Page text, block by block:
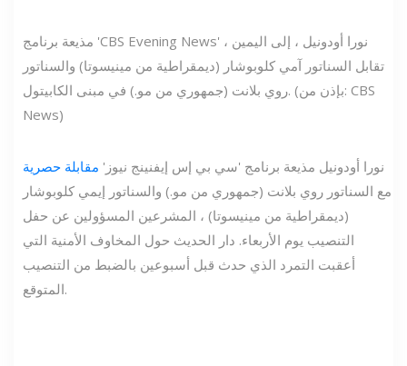
مذيعة برنامج 'CBS Evening News' نورا أودونيل ، إلى اليمين ،
تقابل السناتور آمي كلوبوشار (ديمقراطية من مينيسوتا) والسناتور
روي بلانت (جمهوري من مو.) في مبنى الكابيتول. (بإذن من: CBS
News)
نورا أودونيل مذيعة برنامج 'سي بي إس إيفنينج نيوز' مقابلة حصرية
مع السناتور روي بلانت (جمهوري من مو.) والسناتور إيمي كلوبوشار
(ديمقراطية من مينيسوتا) ، المشرعين المسؤولين عن حفل
التنصيب يوم الأربعاء. دار الحديث حول المخاوف الأمنية التي
أعقبت التمرد الذي حدث قبل أسبوعين بالضبط من التنصيب
المتوقع.